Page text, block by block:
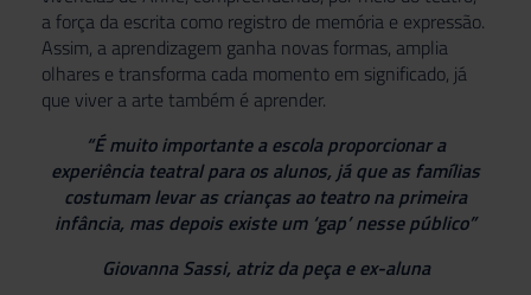
a força da escrita como registro de memória e expressão.
Assim, a aprendizagem ganha novas formas, amplia
olhares e transforma cada momento em significado, já
que viver a arte também é aprender.
“É muito importante a escola proporcionar a
experiência teatral para os alunos, já que as famílias
costumam levar as crianças ao teatro na primeira
infância, mas depois existe um ‘gap’ nesse público”
Giovanna Sassi, atriz da peça e ex-aluna